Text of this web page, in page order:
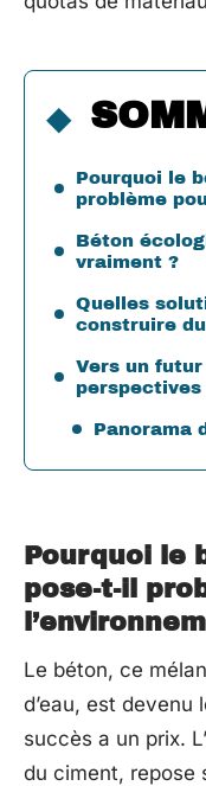
Pourquoi le
problème
Béton
vraiment ?
Quelles
construire
Vers un
Panorama
Pourquoi le
pose-t-il
Le béton, ce
d’eau, est devenu
succès a un prix.
du ciment, repose